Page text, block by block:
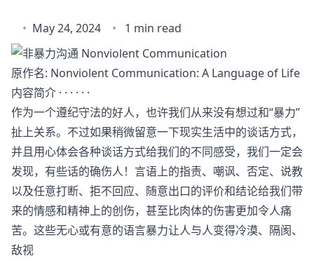
May 24, 2024 1 min read
原作名: Nonviolent Communication: A Language of Life
内容简介 · · · · · ·
作为一个遵纪守法的好人，也许我们从来没有想过和“暴力”
扯上关系。不过如果稍微留意一下现实生活中的谈话方式，
并且用心体会各种谈话方式给我们的不同感受，我们一定会
发现，有些话的确伤人！言语上的指责、嘲讽、否定、说教
以及任意打断、拒不回应、随意出口的评价和结论给我们带
来的情感和精神上的创伤，甚至比肉体的伤害更加令人痛
苦。这些无心或有意的语言暴力让人与人变得冷漠、隔阂、
敌视